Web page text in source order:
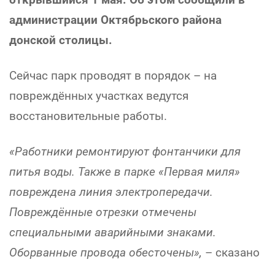
администрации Октябрьского района
донской столицы.
Сейчас парк проводят в порядок – на
повреждённых участках ведутся
восстановительные работы.
«Работники ремонтируют фонтанчики для
питья воды. Также в парке «Первая миля»
повреждена линия электропередачи.
Повреждённые отрезки отмечены
специальными аварийными знаками.
Оборванные провода обесточены», – сказано